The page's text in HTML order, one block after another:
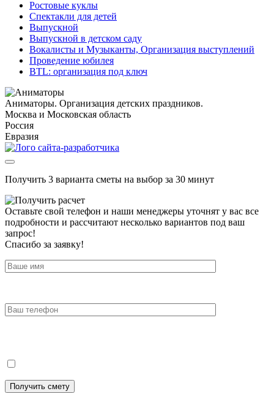
Ростовые куклы
Спектакли для детей
Выпускной
Выпускной в детском саду
Вокалисты и Музыканты, Организация выступлений
Проведение юбилея
BTL: организация под ключ
Аниматоры. Организация детских праздников.
Москва и Московская область
Россия
Евразия
Получить 3 варианта сметы на выбор за 30 минут
Оставьте свой телефон и наши менеджеры уточнят у вас все
подробности и рассчитают несколько вариантов под ваш
запрос!
Спасибо за заявку!